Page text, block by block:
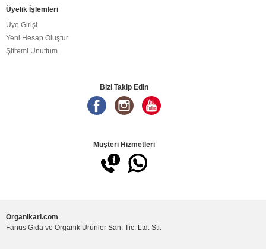
Üyelik İşlemleri
Üye Girişi
Yeni Hesap Oluştur
Şifremi Unuttum
Bizi Takip Edin
Müşteri Hizmetleri
Organikari.com
Fanus Gıda ve Organik Ürünler San. Tic. Ltd. Sti.